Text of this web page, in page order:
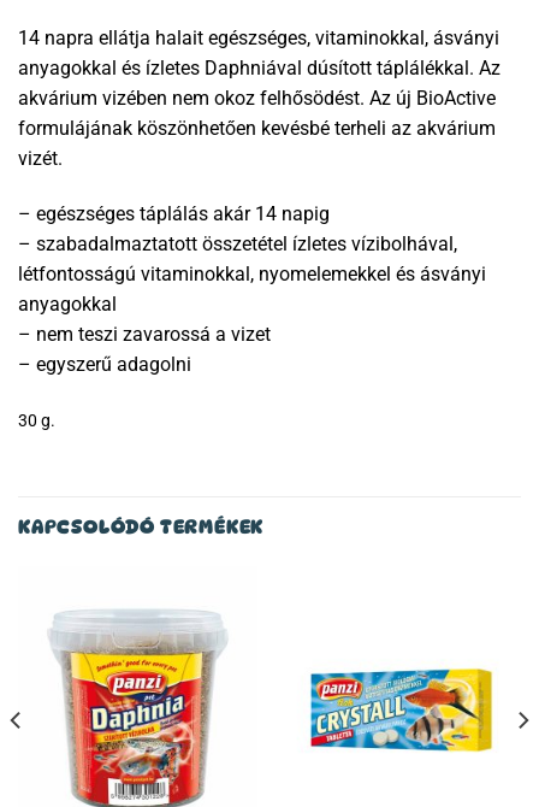
14 napra ellátja halait egészséges, vitaminokkal, ásványi
anyagokkal és ízletes Daphniával dúsított táplálékkal. Az
akvárium vizében nem okoz felhősödést. Az új BioActive
formulájának köszönhetően kevésbé terheli az akvárium
vizét.
– egészséges táplálás akár 14 napig
– szabadalmaztatott összetétel ízletes vízibolhával,
létfontosságú vitaminokkal, nyomelemekkel és ásványi
anyagokkal
– nem teszi zavarossá a vizet
– egyszerű adagolni
30 g.
KAPCSOLÓDÓ TERMÉKEK